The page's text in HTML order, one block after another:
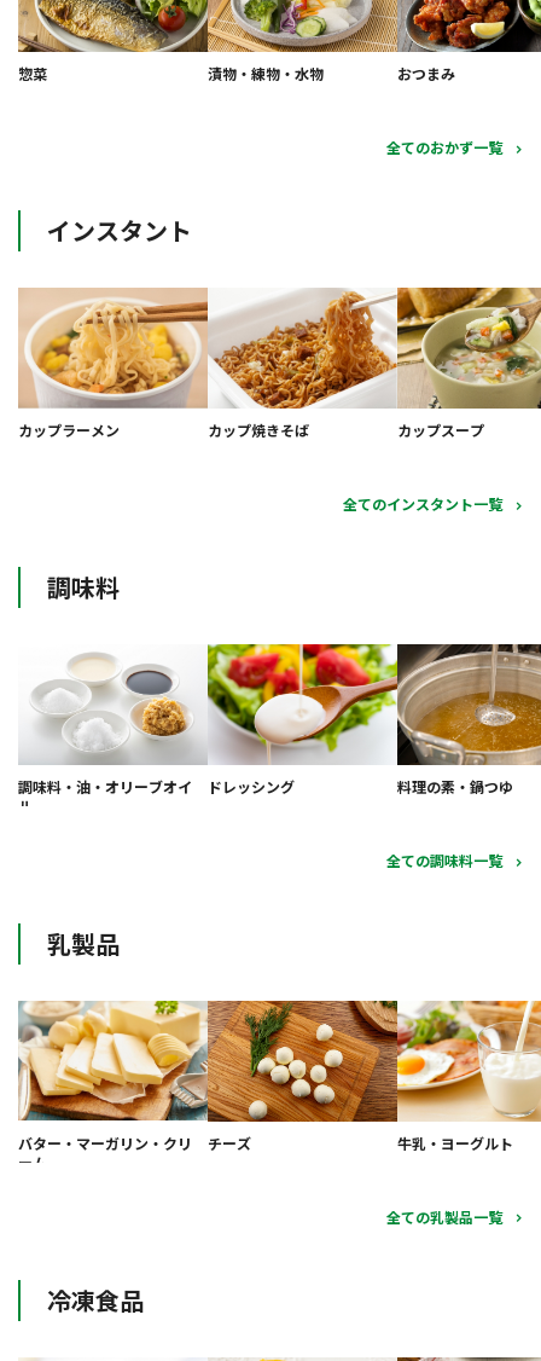
惣菜 漬物・練物・水物 おつまみ
全てのおかず一覧
インスタント
カップラーメン カップ焼きそば カップスープ
全てのインスタント一覧
調味料
調味料・油・オリーブオイ
ル
ドレッシング 料理の素・鍋つゆ
全ての調味料一覧
乳製品
バター・マーガリン・クリ
ーム
チーズ 牛乳・ヨーグルト
全ての乳製品一覧
冷凍食品